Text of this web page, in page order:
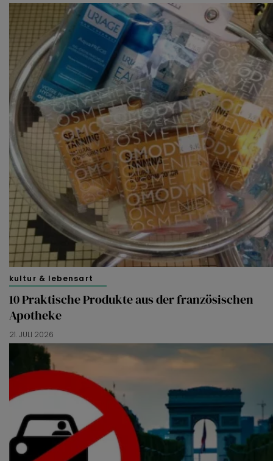
kultur & lebensart
10 Praktische Produkte aus der französischen
Apotheke
21. JULI 2026